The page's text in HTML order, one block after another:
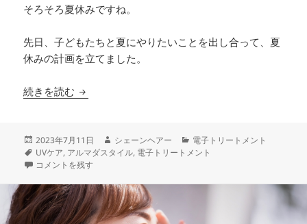
そろそろ夏休みですね。
先日、子どもたちと夏にやりたいことを出し合って、夏
休みの計画を立てました。
続きを読む 髪も日焼けする！紫外線ダメージを減らす髪の
投
稿
日:
2023年7月11日
作
成
シェーンヘアー
カ
テ
電子トリートメント
タ
グ
UVケア, アルマダスタイル, 電子トリートメント
髪も日焼けする！紫外線ダメージを減らす髪のUV対策。夏も乾燥知らず
コメントを残す